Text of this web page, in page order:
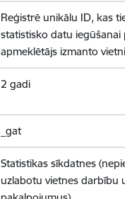
Reģistrē unikālu ID, kas
statistisko datu iegūšanai
apmeklētājs izmanto
2 gadi
_gat
Statistikas sīkdatnes
uzlabotu vietnes darbību